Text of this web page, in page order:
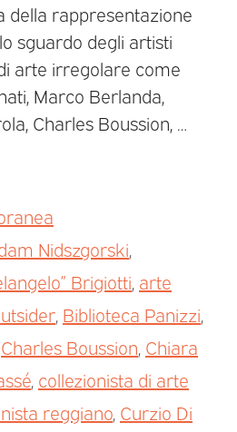
della rappresentazione
sguardo degli artisti
arte irregolare come
Marco Berlanda,
Charles Boussion, …
Nidszgorski,
Brigiotti, arte
, Biblioteca Panizzi,
Charles Boussion, Chiara
, collezionista di arte
reggiano, Curzio Di